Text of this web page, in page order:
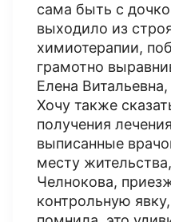
сама быть с
выходило из
химиотерапии,
грамотно
Елена
Хочу также
получения
выписанные
месту
Челнокова,
контрольную